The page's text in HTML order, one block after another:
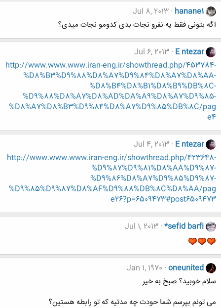
hanane1
Jul 8, 2013
اگه بتونی فقط یه نفرو نجات بدی کدومو نجات میدی؟
E ntezar
Jul 6, 2013
http://www.www.www.iran-eng.ir/showthread.php/453784-
%D8%B3%D9%88%D8%A7%D9%84%D8%A7%D8%AA-
%D8%B4%D8%B1%D8%B9%DB%8C-
%D9%88%D8%A7%D8%AD%DA%A9%D8%A7%D9%85-
%D8%A7%D8%B3%D9%84%D8%A7%D9%85%DB%8C/pag
e4
E ntezar
Jul 4, 2013
http://www.www.www.iran-eng.ir/showthread.php/423648-
%D9%87%D9%81%D8%AA%D9%87-
%D9%86%D8%A7%D9%85%D9%87-
%D9%85%D9%87%D8%AF%D9%88%DB%8C%D8%AA/pag
e26?p=6509473#post6509473
*sefid barfi
Jul 1, 2013
oneunited
Jan 1, 1970
سلام خوبید؟ صبخ به خیر
می تونم بپرسم شما حودت چه مدتیه که تو رابطه هستین؟